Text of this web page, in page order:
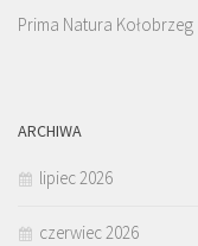
Prima Natura Kołobrzeg
ARCHIWA
lipiec 2026
czerwiec 2026